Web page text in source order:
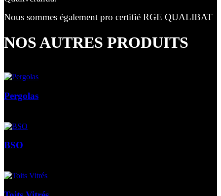
Nous sommes également pro certifié RGE QUALIBAT
NOS AUTRES PRODUITS
Pergolas
BSO